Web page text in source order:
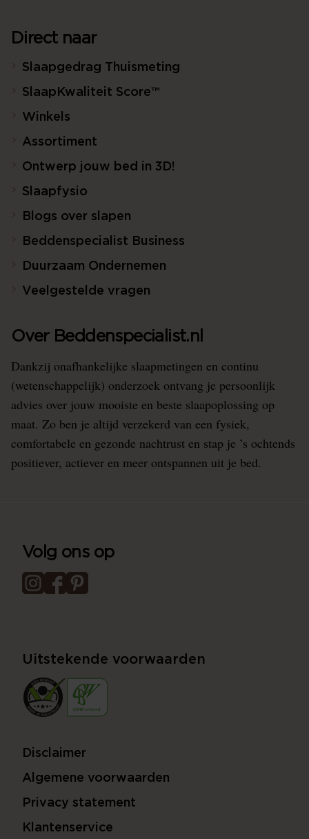
Direct naar
Slaapgedrag Thuismeting
SlaapKwaliteit Score™
Winkels
Assortiment
Ontwerp jouw bed in 3D!
Slaapfysio
Blogs over slapen
Beddenspecialist Business
Duurzaam Ondernemen
Veelgestelde vragen
Over Beddenspecialist.nl
Dankzij onafhankelijke slaapmetingen en continu
(wetenschappelijk) onderzoek ontvang je persoonlijk
advies over jouw mooiste en beste slaapoplossing op
maat. Zo ben je altijd verzekerd van een fysiek,
comfortabele en gezonde nachtrust en stap je ’s ochtends
positiever, actiever en meer ontspannen uit je bed.
Volg ons op
Uitstekende voorwaarden
Disclaimer
Algemene voorwaarden
Privacy statement
Klantenservice